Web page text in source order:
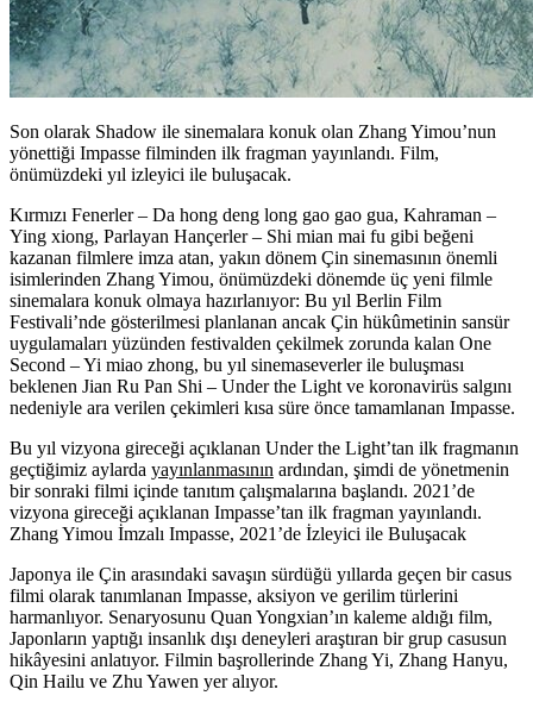
Son olarak Shadow ile sinemalara konuk olan Zhang Yimou’nun
yönettiği Impasse filminden ilk fragman yayınlandı. Film,
önümüzdeki yıl izleyici ile buluşacak.
Kırmızı Fenerler – Da hong deng long gao gao gua, Kahraman –
Ying xiong, Parlayan Hançerler – Shi mian mai fu gibi beğeni
kazanan filmlere imza atan, yakın dönem Çin sinemasının önemli
isimlerinden Zhang Yimou, önümüzdeki dönemde üç yeni filmle
sinemalara konuk olmaya hazırlanıyor: Bu yıl Berlin Film
Festivali’nde gösterilmesi planlanan ancak Çin hükûmetinin sansür
uygulamaları yüzünden festivalden çekilmek zorunda kalan One
Second – Yi miao zhong, bu yıl sinemaseverler ile buluşması
beklenen Jian Ru Pan Shi – Under the Light ve koronavirüs salgını
nedeniyle ara verilen çekimleri kısa süre önce tamamlanan Impasse.
Bu yıl vizyona gireceği açıklanan Under the Light’tan ilk fragmanın
geçtiğimiz aylarda yayınlanmasının ardından, şimdi de yönetmenin
bir sonraki filmi içinde tanıtım çalışmalarına başlandı. 2021’de
vizyona gireceği açıklanan Impasse’tan ilk fragman yayınlandı.
Zhang Yimou İmzalı Impasse, 2021’de İzleyici ile Buluşacak
Japonya ile Çin arasındaki savaşın sürdüğü yıllarda geçen bir casus
filmi olarak tanımlanan Impasse, aksiyon ve gerilim türlerini
harmanlıyor. Senaryosunu Quan Yongxian’ın kaleme aldığı film,
Japonların yaptığı insanlık dışı deneyleri araştıran bir grup casusun
hikâyesini anlatıyor. Filmin başrollerinde Zhang Yi, Zhang Hanyu,
Qin Hailu ve Zhu Yawen yer alıyor.